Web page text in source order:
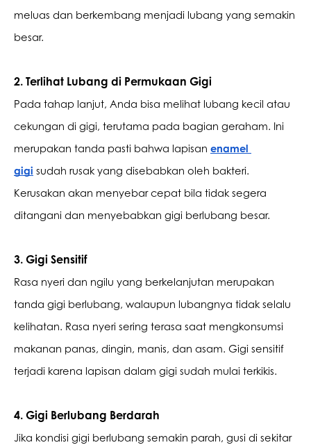
meluas dan berkembang menjadi lubang yang semakin
besar.
2. Terlihat Lubang di Permukaan Gigi
Pada tahap lanjut, Anda bisa melihat lubang kecil atau
cekungan di gigi, terutama pada bagian geraham. Ini
merupakan tanda pasti bahwa lapisan enamel
gigi sudah rusak yang disebabkan oleh bakteri.
Kerusakan akan menyebar cepat bila tidak segera
ditangani dan menyebabkan gigi berlubang besar.
3. Gigi Sensitif
Rasa nyeri dan ngilu yang berkelanjutan merupakan
tanda gigi berlubang, walaupun lubangnya tidak selalu
kelihatan. Rasa nyeri sering terasa saat mengkonsumsi
makanan panas, dingin, manis, dan asam. Gigi sensitif
terjadi karena lapisan dalam gigi sudah mulai terkikis.
4. Gigi Berlubang Berdarah
Jika kondisi gigi berlubang semakin parah, gusi di sekitar